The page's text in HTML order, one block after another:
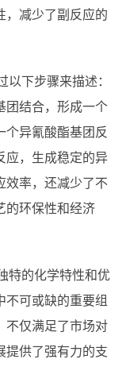
，减少了副反应的
下步骤来描述：
团结合，形成一个
个异氰酸酯基团反
应，生成稳定的异
效率，还减少了不
的环保性和经济
特的化学特性和优
不可或缺的重要组
不仅满足了市场对
提供了强有力的支